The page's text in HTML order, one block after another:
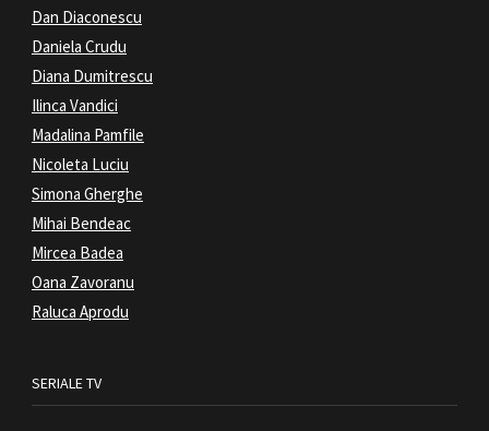
Dan Diaconescu
Daniela Crudu
Diana Dumitrescu
Ilinca Vandici
Madalina Pamfile
Nicoleta Luciu
Simona Gherghe
Mihai Bendeac
Mircea Badea
Oana Zavoranu
Raluca Aprodu
SERIALE TV